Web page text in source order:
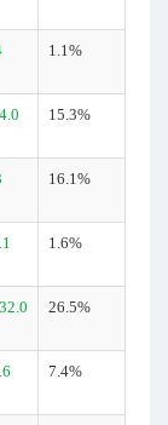
1.1%
15.3%
16.1%
1.6%
26.5%
7.4%